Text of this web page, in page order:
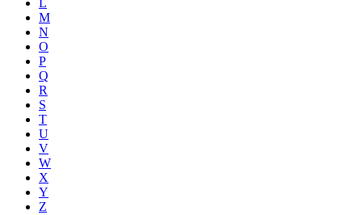
L
M
N
O
P
Q
R
S
T
U
V
W
X
Y
Z